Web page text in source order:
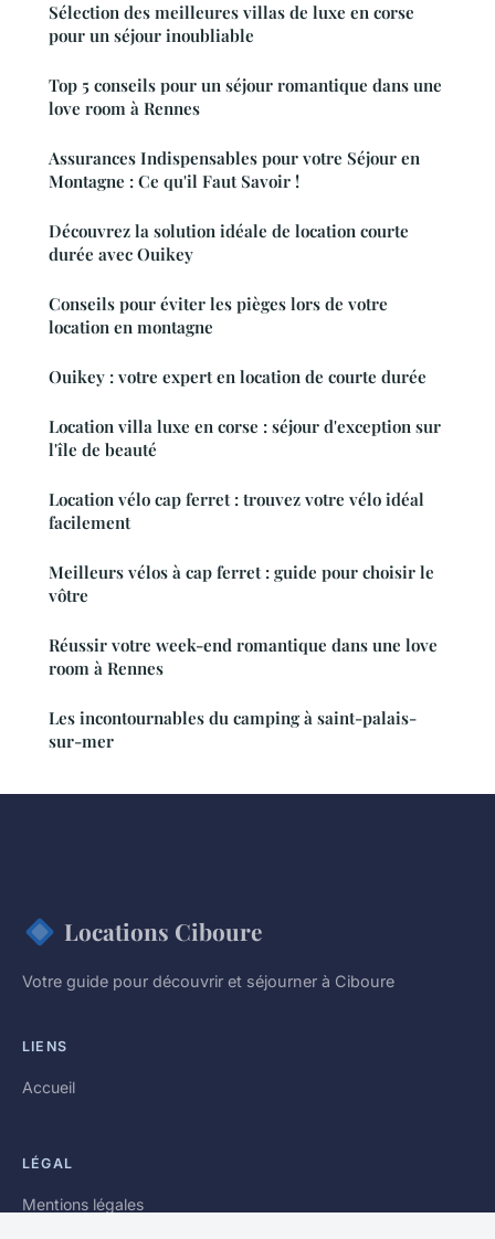
Sélection des meilleures villas de luxe en corse
pour un séjour inoubliable
Top 5 conseils pour un séjour romantique dans une
love room à Rennes
Assurances Indispensables pour votre Séjour en
Montagne : Ce qu'il Faut Savoir !
Découvrez la solution idéale de location courte
durée avec Ouikey
Conseils pour éviter les pièges lors de votre
location en montagne
Ouikey : votre expert en location de courte durée
Location villa luxe en corse : séjour d'exception sur
l'île de beauté
Location vélo cap ferret : trouvez votre vélo idéal
facilement
Meilleurs vélos à cap ferret : guide pour choisir le
vôtre
Réussir votre week-end romantique dans une love
room à Rennes
Les incontournables du camping à saint-palais-
sur-mer
Locations Ciboure
Votre guide pour découvrir et séjourner à Ciboure
LIENS
Accueil
LÉGAL
Mentions légales